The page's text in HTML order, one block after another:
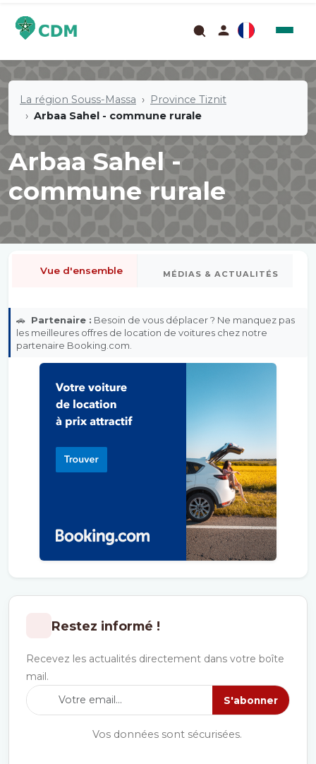
La région Souss-Massa
Province Tiznit
Arbaa Sahel - commune rurale
Arbaa Sahel -
commune rurale
Vue d'ensemble MÉDIAS & ACTUALITÉS
🚗 Partenaire : Besoin de vous déplacer ? Ne manquez pas
les meilleures offres de location de voitures chez notre
partenaire Booking.com.
Restez informé !
Recevez les actualités directement dans votre boîte
mail.
S'abonner
Vos données sont sécurisées.